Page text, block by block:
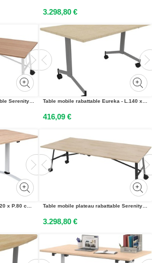
3.298,80 €
Table mobile plateau rabattable Serenity 240 x 120 cm Noyer – Pied Blanc Table mobile rabattable Eureka - L.140 x P.70 cm - Plateau Chêne - Pieds Aluminium
416,09 €
Table mobile rabattable - L.120 x P.80 cm - Plateau Chêne canadien - Pieds Aluminium Table mobile plateau rabattable Serenity 240 x 120 cm Orme – Pied Noir
3.298,80 €